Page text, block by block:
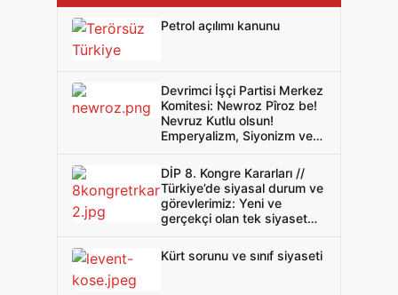
Petrol açılımı kanunu
Devrimci İşçi Partisi Merkez
Komitesi: Newroz Pîroz be!
Nevruz Kutlu olsun!
Emperyalizm, Siyonizm ve
DİP 8. Kongre Kararları //
Türkiye’de siyasal durum ve
görevlerimiz: Yeni ve
gerçekçi olan tek siyaset
Kürt sorunu ve sınıf siyaseti